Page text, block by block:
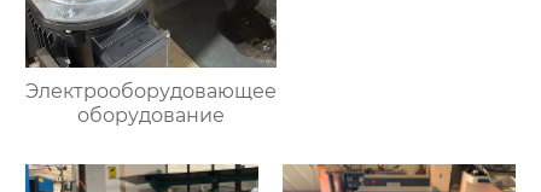
Электрооборудовающее
оборудование